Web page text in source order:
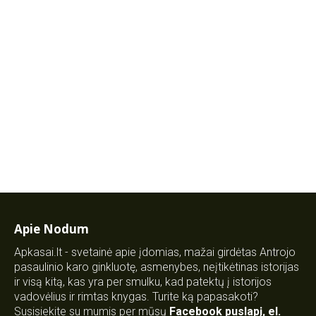
Apie Nodum
Apkasai.lt - svetainė apie įdomias, mažai girdėtas Antrojo
pasaulinio karo ginkluotę, asmenybes, neįtikėtinas istorijas
ir visą kitą, kas yra per smulku, kad patektų į istorijos
vadovėlius ir rimtas knygas. Turite ką papasakoti?
Susisiekite su mumis per mūsų Facebook puslapį, el.